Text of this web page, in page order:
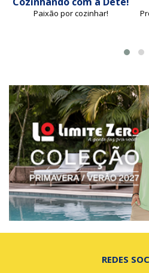
Paixão por cozinhar!
REDES